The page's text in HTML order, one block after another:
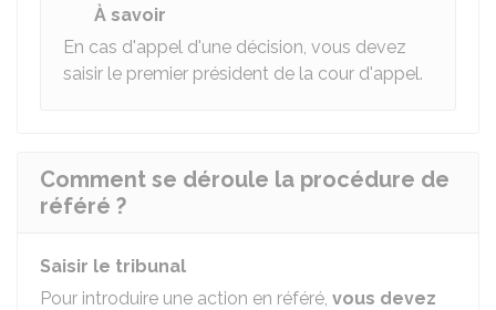
À savoir
En cas d'appel d'une décision, vous devez
saisir le premier président de la cour d'appel.
Comment se déroule la procédure de
référé ?
Saisir le tribunal
Pour introduire une action en référé, vous devez